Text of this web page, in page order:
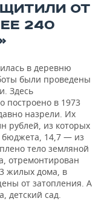
ОТ
240
в деревню
были проведены
Здесь
построено в 1973
назрели. Их
рублей, из которых
бюджета, 14,7 — из
тело земляной
отремонтирован
жилых дома, в
от затопления. А
детский сад.